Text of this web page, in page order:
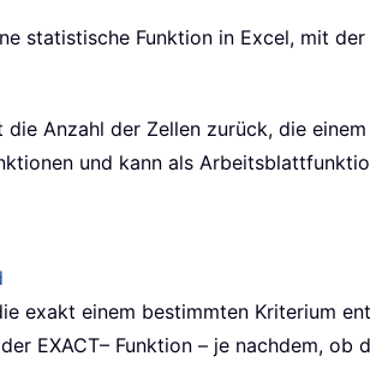
statistische Funktion in Excel, mit
Anzahl der Zellen zurück, die
und kann als
exakt einem bestimmten Kriterium
EXACT– Funktion – je nachdem, ob